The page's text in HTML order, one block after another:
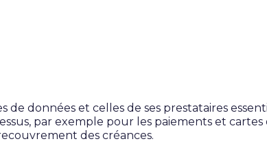
de données et celles de ses prestataires
par exemple pour les paiements et cartes
des créances.